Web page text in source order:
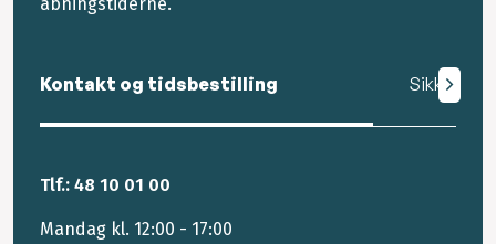
Kontakt og tidsbestilling Sikker mail
Tlf.: 48 10 01 00
Mandag kl. 12:00 - 17:00